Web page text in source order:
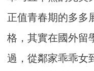
正值青春期的多多
格，其實在國外留
過，從鄰家乖乖女